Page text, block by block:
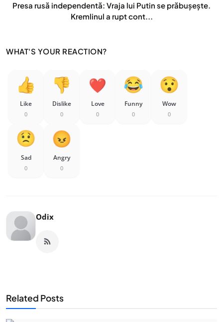
Presa rusă independentă: Vraja lui Putin se prăbușește.
Kremlinul a rupt cont...
WHAT'S YOUR REACTION?
Like
0
Dislike
0
Love
0
Funny
0
Wow
0
Sad
0
Angry
0
Odix
Related Posts